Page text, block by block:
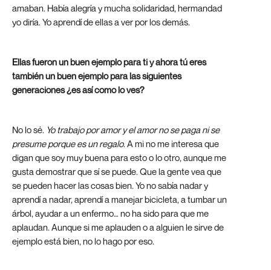
amaban. Había alegría y mucha solidaridad, hermandad
yo diría. Yo aprendí de ellas a ver por los demás.
Ellas fueron un buen ejemplo para ti y ahora tú eres
también un buen ejemplo para las siguientes
generaciones ¿es así como lo ves?
No lo sé. Yo trabajo por amor y el amor no se paga ni se
presume porque es un regalo. A mi no me interesa que
digan que soy muy buena para esto o lo otro, aunque me
gusta demostrar que sí se puede. Que la gente vea que
se pueden hacer las cosas bien. Yo no sabía nadar y
aprendí a nadar, aprendí a manejar bicicleta, a tumbar un
árbol, ayudar a un enfermo… no ha sido para que me
aplaudan. Aunque si me aplauden o a alguien le sirve de
ejemplo está bien, no lo hago por eso.